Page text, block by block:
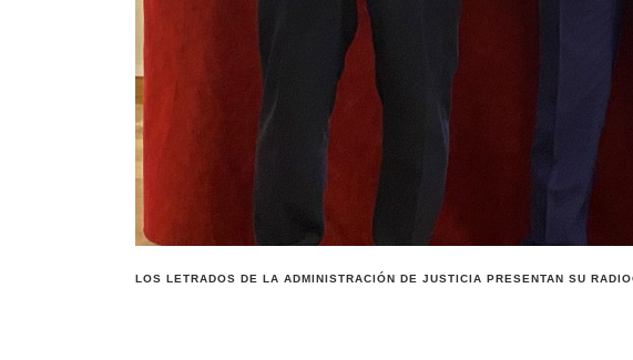
LOS LETRADOS DE LA ADMINISTRACIÓN DE JUSTICIA PRESENTAN SU